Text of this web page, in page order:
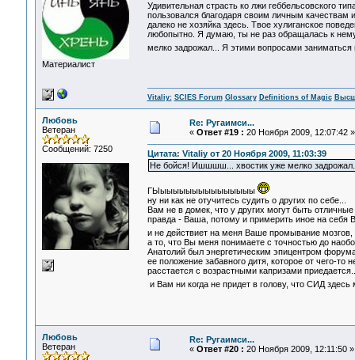
Материалист
Удивительная страсть ко лжи геббельсовского
пользовался благодаря своим личным качествам
далеко не хозяйка здесь. Твое хулиганское
любопытно. Я думаю, ты не раз обращалась к
мелко задрожал... Я этими вопросами
Vitaliy: SCIES Forum Glossary Definitions of Magic
Любовь
Ветеран
Сообщений: 7250
Re: Ругаимси...
« Ответ #19 : 20 Ноября 2009, 12:07:42 »
Цитата: Vitaliy от 20 Ноября 2009, 11:03:39
Не бойся! Ишшшш... хвостик уже мелко
ГЫыыыыыыыыыыыыыыы
ну ни как не отучитесь судить о других по себе...
Вам не в домек, что у других могут быть
правда - Ваша, потому и примерить иное на себя
и не действиет на меня Ваше промывание
а то, что Вы меня понимаете с точностью до
Анатолий был энергетическим эпицентром
ее положение забавного дитя, которое от чего-то
расстается с возрастными капризами
и Вам ни когда не придет в голову, что СИД
Любовь
Ветеран
Re: Ругаимси...
« Ответ #20 : 20 Ноября 2009, 12:11:50 »